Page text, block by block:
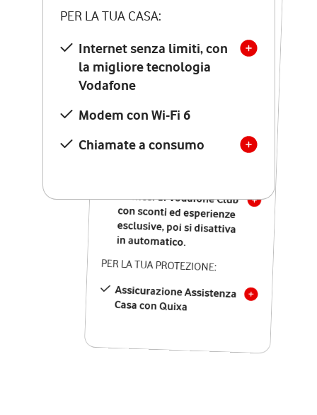
PER LA TUA CASA:
Internet senza limiti, con
la migliore tecnologia
Vodafone
Modem con Wi-Fi 6
Chiamate a consumo
PER LA TUA CASA:
Internet senza limiti, con
la migliore tecnologia
Vodafone
Modem Seven con Wi-Fi 7
Chiamate illimitate verso
numeri fissi e mobili
nazionali
12 mesi di Vodafone Club
con sconti ed esperienze
esclusive, poi si disattiva
in automatico.
PER LA TUA PROTEZIONE:
Assicurazione Assistenza
Casa con Quixa